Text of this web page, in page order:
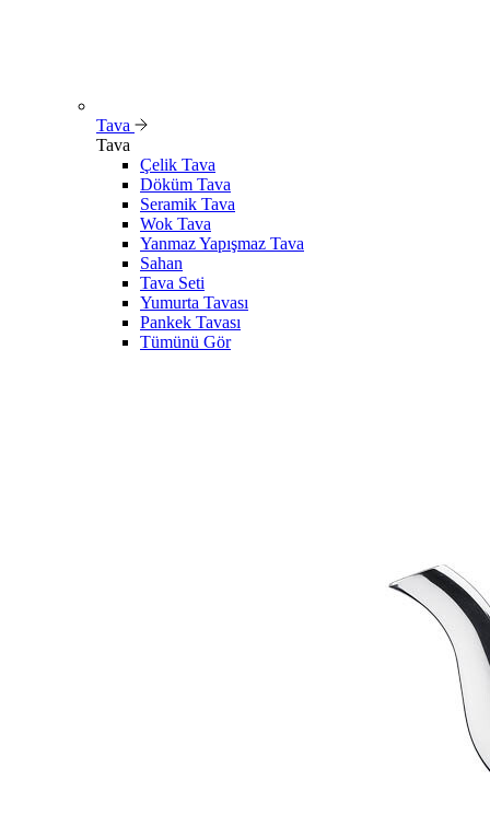
Tava
Tava
Çelik Tava
Döküm Tava
Seramik Tava
Wok Tava
Yanmaz Yapışmaz Tava
Sahan
Tava Seti
Yumurta Tavası
Pankek Tavası
Tümünü Gör